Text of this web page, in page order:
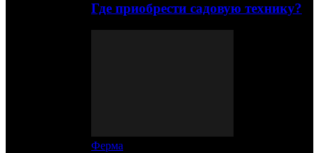
Где приобрести садовую технику?
Ферма